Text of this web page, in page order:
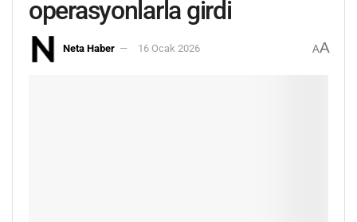
operasyonlarla girdi
Neta Haber 16 Ocak 2026 AA